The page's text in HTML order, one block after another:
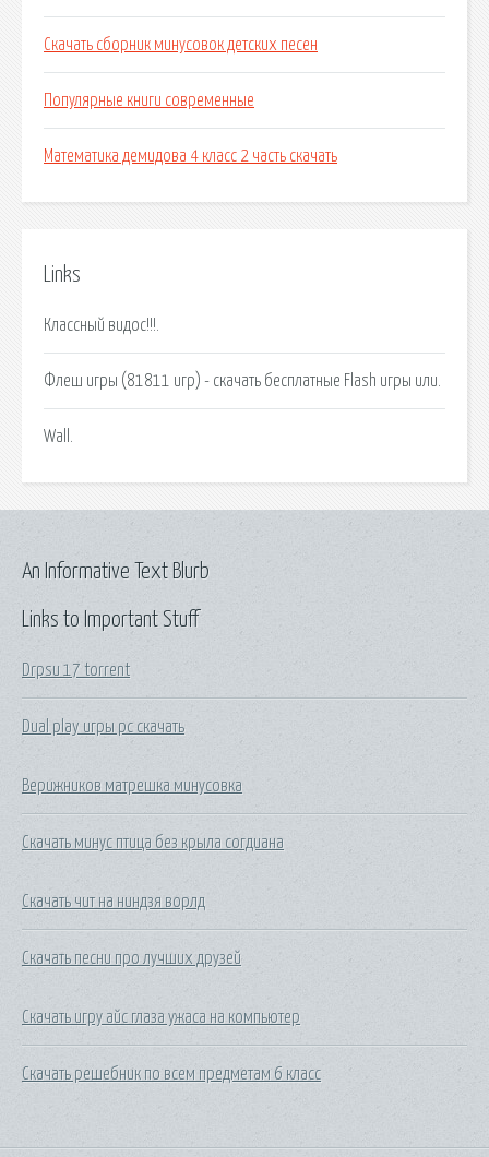
Скачать сборник минусовок детских песен
Популярные книги современные
Математика демидова 4 класс 2 часть скачать
Links
Классный видос!!!.
Флеш игры (81811 игр) - скачать бесплатные Flash игры или.
Wall.
Links to Important Stuff
Drpsu 17 torrent
Dual play игры pc скачать
Верижников матрешка минусовка
Скачать минус птица без крыла согдиана
Скачать чит на ниндзя ворлд
Скачать песни про лучших друзей
Скачать игру айс глаза ужаса на компьютер
Скачать решебник по всем предметам 6 класс
An Informative Text Blurb